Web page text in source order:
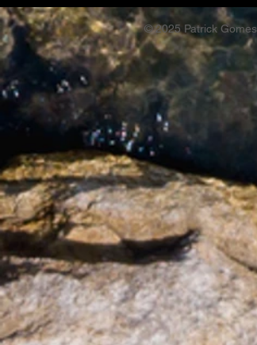
© 2025 Patrick Gomes